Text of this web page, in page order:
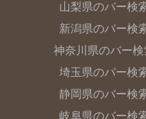
山梨県のバー検
新潟県のバー検
神奈川県のバー検
埼玉県のバー検
静岡県のバー検
岐阜県のバー検